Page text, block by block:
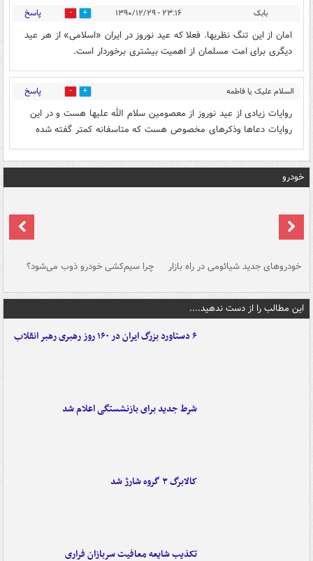
بابک ۲۳:۱۶ - ۱۳۹۰/۱۲/۲۹ 0 پاسخ
امان از این تنگ نظریها. فعلا که عید نوروز در ایران «اسلامی» از هر عید
دیگری برای امت مسلمان از اهمیت بیشتری برخوردار است.
السلام علیک یا فاطمه
الزهرا
0 پاسخ
روایات زیادی از عید نوروز از معصومین سلام الله علیها هست و در این
روایات دعاها وذکرهای مخصوص هست که متاسفانه کمتر گفته شده
خودرو
خودروهای جدید شیائومی در راه بازار چرا سیم‌کشی خودرو ذوب می‌شود؟
این مطالب را از دست ندهید....
۶ دستاورد بزرگ ایران در ۱۶۰ روز رهبری رهبر انقلاب
شرط جدید برای بازنشستگی اعلام شد
کالابرگ ۳ گروه شارژ شد
تکذیب شایعه معافیت سربازان فراری